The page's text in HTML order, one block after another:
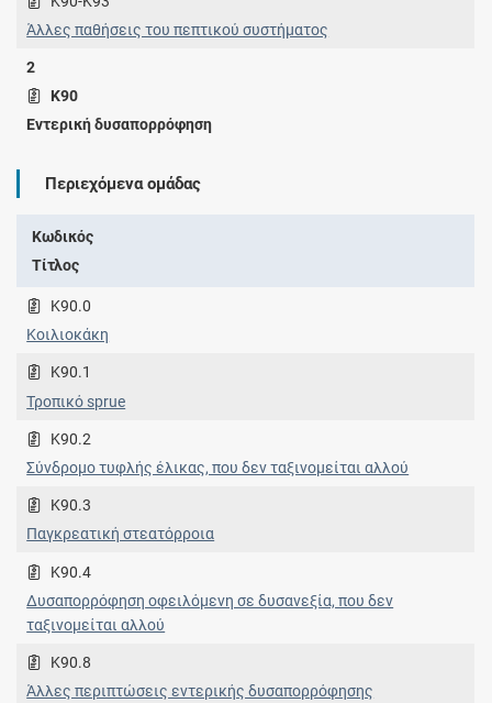
Άλλες παθήσεις του πεπτικού συστήματος
2
K90
Εντερική δυσαπορρόφηση
Περιεχόμενα ομάδας
Κωδικός
Τίτλος
K90.0
Κοιλιοκάκη
K90.1
Τροπικό sprue
K90.2
Σύνδρομο τυφλής έλικας, που δεν ταξινομείται αλλού
K90.3
Παγκρεατική στεατόρροια
K90.4
Δυσαπορρόφηση οφειλόμενη σε δυσανεξία, που δεν
ταξινομείται αλλού
K90.8
Άλλες περιπτώσεις εντερικής δυσαπορρόφησης